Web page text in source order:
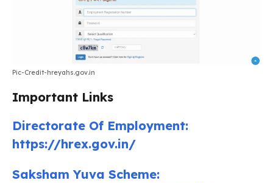
Pic-Credit-hreyahs.gov.in
Important Links
Directorate Of Employment:
https://hrex.gov.in/
Saksham Yuva Scheme: